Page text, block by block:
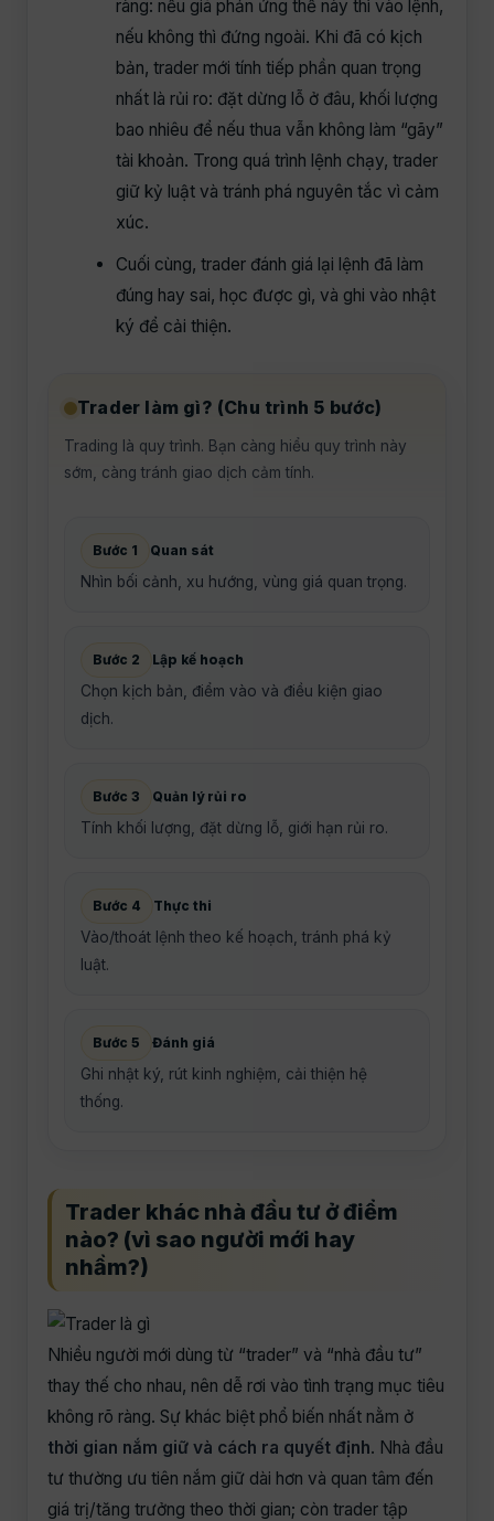
ràng: nếu giá phản ứng thế này thì vào lệnh,
nếu không thì đứng ngoài. Khi đã có kịch
bản, trader mới tính tiếp phần quan trọng
nhất là rủi ro: đặt dừng lỗ ở đâu, khối lượng
bao nhiêu để nếu thua vẫn không làm “gãy”
tài khoản. Trong quá trình lệnh chạy, trader
giữ kỷ luật và tránh phá nguyên tắc vì cảm
xúc.
Cuối cùng, trader đánh giá lại lệnh đã làm
đúng hay sai, học được gì, và ghi vào nhật
ký để cải thiện.
Trader làm gì? (Chu trình 5 bước)
Trading là quy trình. Bạn càng hiểu quy trình này
sớm, càng tránh giao dịch cảm tính.
Bước 1 Quan sát
Nhìn bối cảnh, xu hướng, vùng giá quan trọng.
Bước 2 Lập kế hoạch
Chọn kịch bản, điểm vào và điều kiện giao
dịch.
Bước 3 Quản lý rủi ro
Tính khối lượng, đặt dừng lỗ, giới hạn rủi ro.
Bước 4 Thực thi
Vào/thoát lệnh theo kế hoạch, tránh phá kỷ
luật.
Bước 5 Đánh giá
Ghi nhật ký, rút kinh nghiệm, cải thiện hệ
thống.
Trader khác nhà đầu tư ở điểm
nào? (vì sao người mới hay
nhầm?)
Nhiều người mới dùng từ “trader” và “nhà đầu tư”
thay thế cho nhau, nên dễ rơi vào tình trạng mục tiêu
không rõ ràng. Sự khác biệt phổ biến nhất nằm ở
thời gian nắm giữ và cách ra quyết định. Nhà đầu
tư thường ưu tiên nắm giữ dài hơn và quan tâm đến
giá trị/tăng trưởng theo thời gian; còn trader tập